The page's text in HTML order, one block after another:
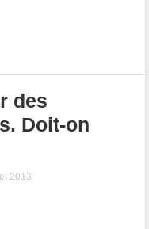
des
Doit-on
2013